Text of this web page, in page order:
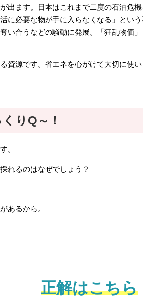
出ます。日本はこれまで二度の石油危
に必要な物が手に入らなくなる」とい
い合うなどの騒動に発展。「狂乱物価
資源です。省エネを心がけて大切に使い
りQ～！
。
れるのはなぜでしょう？
あるから。
正解はこちら